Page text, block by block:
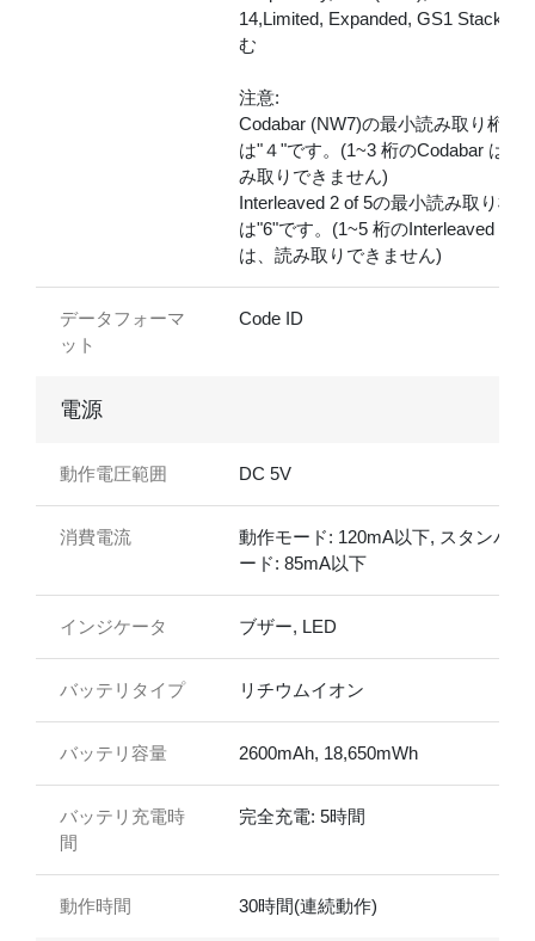
14,Limited, Expanded, GS1 Stackを
む
注意:
Codabar (NW7)の最小読み取り桁数
は"４"です。(1~3 桁のCodabar は、
み取りできません)
Interleaved 2 of 5の最小読み取り桁数
は"6"です。(1~5 桁のInterleaved 2 of
は、読み取りできません)
データフォーマ
ット
Code ID
電源
動作電圧範囲 DC 5V
消費電流
動作モード: 120mA以下, スタンバイ
ード: 85mA以下
インジケータ ブザー, LED
バッテリタイプ リチウムイオン
バッテリ容量 2600mAh, 18,650mWh
バッテリ充電時
間
完全充電: 5時間
動作時間 30時間(連続動作)